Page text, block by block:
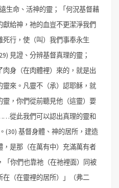
生命、活神的靈；「何況基督藉
給神，祂的血豈不更潔淨我們
行，使（叫）我們事奉永生
見證、分辨基督真理的靈；
肉身（在肉體裡）來的，就是出
來。凡靈不（承）認耶稣，就
，你們從前聽見他（這靈）要
從此我們可以認出真理的靈和
(30) 基督身體、神的居所，建造
是那（在萬有中）充滿萬有者
「你們也靠祂（在祂裡面）同被
（在靈裡的居所）」（弗二